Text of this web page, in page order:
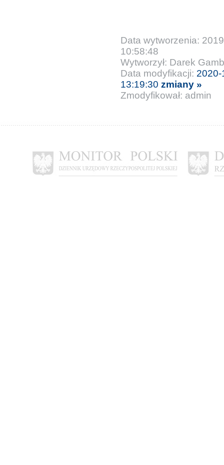
Data wytworzenia:
10:58:48
Wytworzył: Darek
Data modyfikacji: 2020-
13:19:30 zmiany »
Zmodyfikował: admin